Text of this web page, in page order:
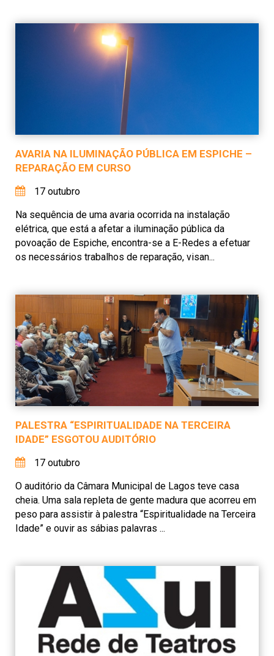
AVARIA NA ILUMINAÇÃO PÚBLICA EM ESPICHE –
REPARAÇÃO EM CURSO
17 outubro
Na sequência de uma avaria ocorrida na instalação
elétrica, que está a afetar a iluminação pública da
povoação de Espiche, encontra-se a E-Redes a efetuar
os necessários trabalhos de reparação, visan...
PALESTRA “ESPIRITUALIDADE NA TERCEIRA
IDADE” ESGOTOU AUDITÓRIO
17 outubro
O auditório da Câmara Municipal de Lagos teve casa
cheia. Uma sala repleta de gente madura que acorreu em
peso para assistir à palestra “Espiritualidade na Terceira
Idade” e ouvir as sábias palavras ...